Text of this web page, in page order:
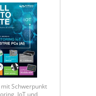
Schwerpunkt
IoT und